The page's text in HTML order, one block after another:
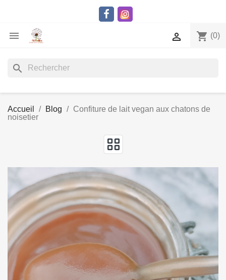
 shopping_cart (0)

search
Accueil Blog
Confiture de lait vegan aux chatons de
noisetier